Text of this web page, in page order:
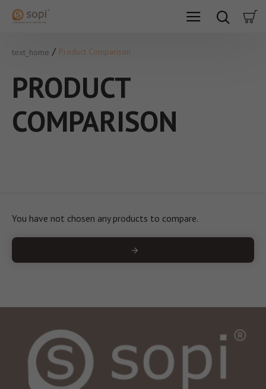
text_home Product Comparison
PRODUCT
COMPARISON
You have not chosen any products to compare.